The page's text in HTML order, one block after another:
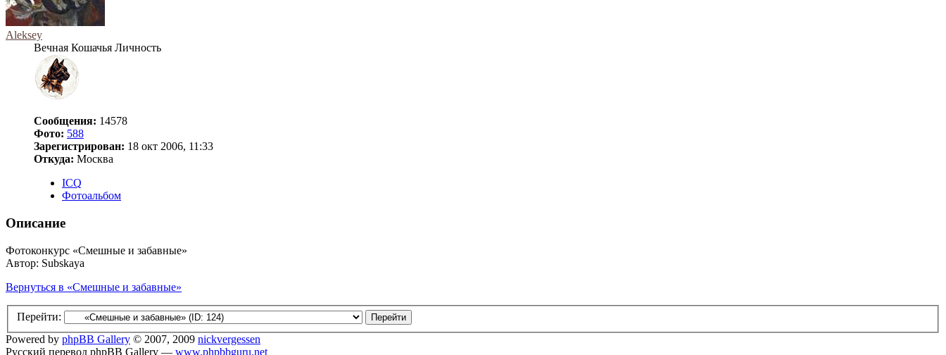
Aleksey
Вечная Кошачья Личность
Сообщения: 14578
Фото: 588
Зарегистрирован: 18 окт 2006, 11:33
Откуда: Москва
ICQ
Фотоальбом
Описание
Фотоконкурс «Смешные и забавные»
Автор: Subskaya
Вернуться в «Смешные и забавные»
Перейти:
Powered by phpBB Gallery © 2007, 2009 nickvergessen
Русский перевод phpBB Gallery — www.phpbbguru.net